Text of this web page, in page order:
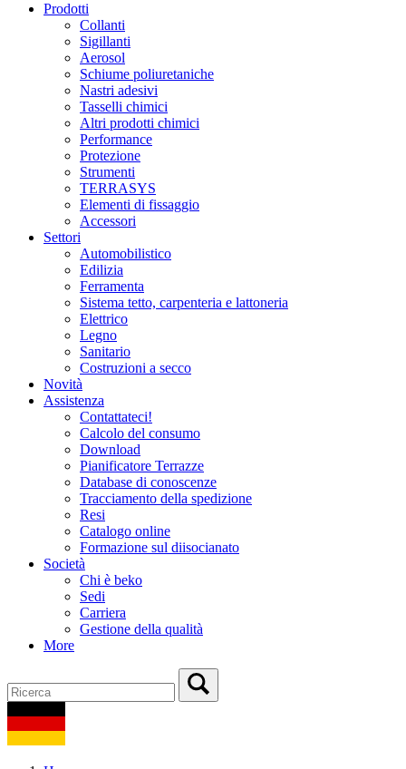
Prodotti
Collanti
Sigillanti
Aerosol
Schiume poliuretaniche
Nastri adesivi
Tasselli chimici
Altri prodotti chimici
Performance
Protezione
Strumenti
TERRASYS
Elementi di fissaggio
Accessori
Settori
Automobilistico
Edilizia
Ferramenta
Sistema tetto, carpenteria e lattoneria
Elettrico
Legno
Sanitario
Costruzioni a secco
Novità
Assistenza
Contattateci!
Calcolo del consumo
Download
Pianificatore Terrazze
Database di conoscenze
Tracciamento della spedizione
Resi
Catalogo online
Formazione sul diisocianato
Società
Chi è beko
Sedi
Carriera
Gestione della qualità
More